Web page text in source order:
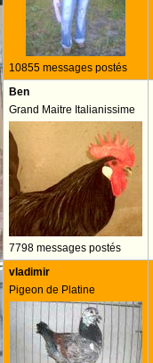
10855 messages postés
Ben
Grand Maitre Italianissime
7798 messages postés
vladimir
Pigeon de Platine